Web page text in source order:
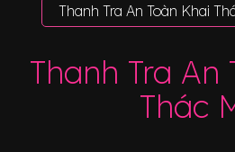
Thanh Tra An Toàn Khai
Thanh Tra An
Thác